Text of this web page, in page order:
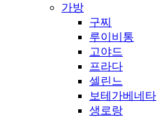
가방
구찌
루이비통
고야드
프라다
셀린느
보테가베네타
생로랑